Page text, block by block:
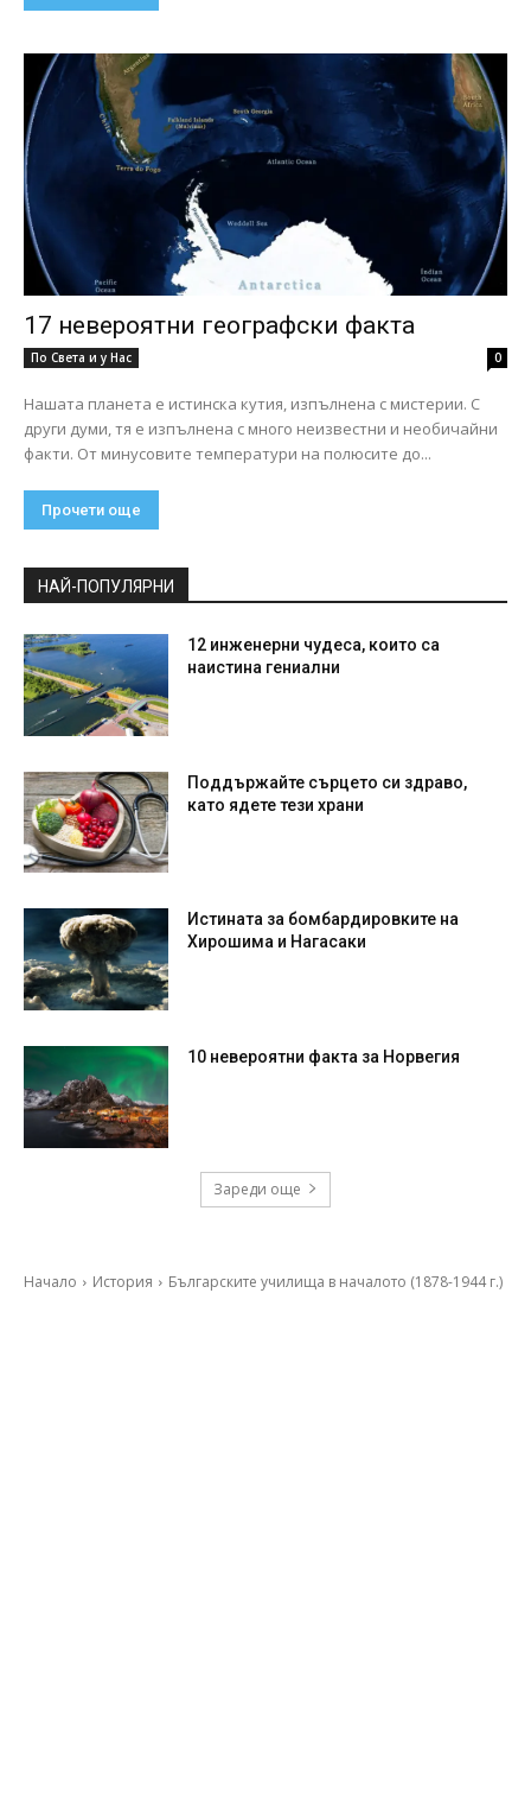
17 невероятни географски факта
По Света и у Нас 0
Нашата планета е истинска кутия, изпълнена с мистерии. С
други думи, тя е изпълнена с много неизвестни и необичайни
факти. От минусовите температури на полюсите до...
Прочети още
НАЙ-ПОПУЛЯРНИ
12 инженерни чудеса, които са
наистина гениални
Поддържайте сърцето си здраво,
като ядете тези храни
Истината за бомбардировките на
Хирошима и Нагасаки
10 невероятни факта за Норвегия
Зареди още